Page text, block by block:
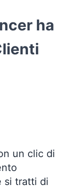
ha
un clic di
si tratti di